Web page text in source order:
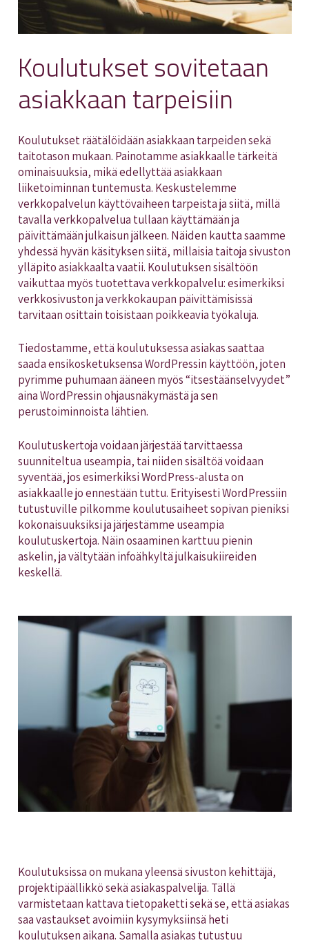
Koulutukset sovitetaan
asiakkaan tarpeisiin
Koulutukset räätälöidään asiakkaan tarpeiden sekä
taitotason mukaan. Painotamme asiakkaalle tärkeitä
ominaisuuksia, mikä edellyttää asiakkaan
liiketoiminnan tuntemusta. Keskustelemme
verkkopalvelun käyttövaiheen tarpeista ja siitä, millä
tavalla verkkopalvelua tullaan käyttämään ja
päivittämään julkaisun jälkeen. Näiden kautta saamme
yhdessä hyvän käsityksen siitä, millaisia taitoja sivuston
ylläpito asiakkaalta vaatii. Koulutuksen sisältöön
vaikuttaa myös tuotettava verkkopalvelu: esimerkiksi
verkkosivuston ja verkkokaupan päivittämisissä
tarvitaan osittain toisistaan poikkeavia työkaluja.
Tiedostamme, että koulutuksessa asiakas saattaa
saada ensikosketuksensa WordPressin käyttöön, joten
pyrimme puhumaan ääneen myös “itsestäänselvyydet”
aina WordPressin ohjausnäkymästä ja sen
perustoiminnoista lähtien.
Koulutuskertoja voidaan järjestää tarvittaessa
suunniteltua useampia, tai niiden sisältöä voidaan
syventää, jos esimerkiksi WordPress-alusta on
asiakkaalle jo ennestään tuttu. Erityisesti WordPressiin
tutustuville pilkomme koulutusaiheet sopivan pieniksi
kokonaisuuksiksi ja järjestämme useampia
koulutuskertoja. Näin osaaminen karttuu pienin
askelin, ja vältytään infoähkyltä julkaisukiireiden
keskellä.
Koulutuksissa on mukana yleensä sivuston kehittäjä,
projektipäällikkö sekä asiakaspalvelija. Tällä
varmistetaan kattava tietopaketti sekä se, että asiakas
saa vastaukset avoimiin kysymyksiinsä heti
koulutuksen aikana. Samalla asiakas tutustuu